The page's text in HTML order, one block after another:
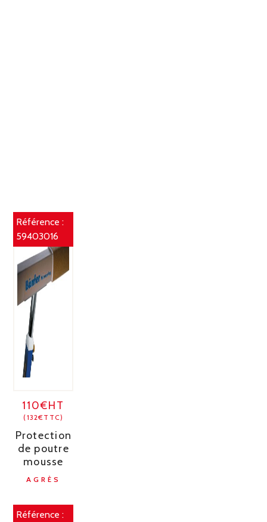
Référence :
59403016
110€HT
(132€TTC)
Protection
de poutre
mousse
AGRÈS
Référence :